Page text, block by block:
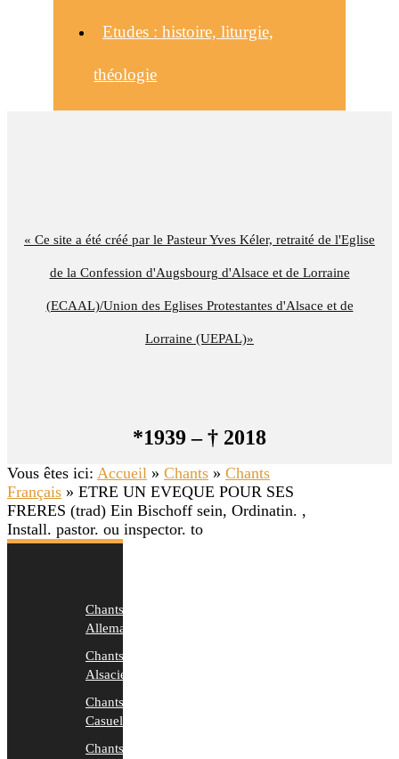
« Ce site a été créé par le Pasteur Yves Kéler, retraité de l'Eglise
de la Confession d'Augsbourg d'Alsace et de Lorraine
(ECAAL)/Union des Eglises Protestantes d'Alsace et de
Lorraine (UEPAL)»
*1939 – † 2018
Etudes : histoire, liturgie,
théologie
Vous êtes ici: Accueil » Chants » Chants
Français » ETRE UN EVEQUE POUR SES
FRERES (trad) Ein Bischoff sein, Ordinatin. ,
Install. pastor. ou inspector. to
Chants
Allemands
Chants
Alsaciens
Chants
Casuels
Chants